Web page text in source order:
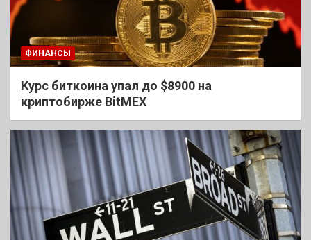
ФИНАНСЫ
Курс биткоина упал до $8900 на
криптобирже BitMEX